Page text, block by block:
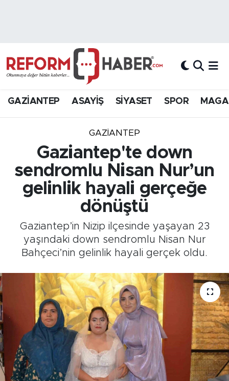
GAZİANTEP ASAYİŞ SİYASET SPOR
GAZIANTEP
Gaziantep'te down
sendromlu Nisan Nur’un
gelinlik hayali gerçeğe
dönüştü
Gaziantep’in Nizip ilçesinde yaşayan 23
yaşındaki down sendromlu Nisan Nur
Bahçeci’nin gelinlik hayali gerçek oldu.
Hava Durumu
Süper Lig Puan Durumu ve Fikstür
Tüm Manşetler
Son Dakika Haberleri
Haber Arşivi